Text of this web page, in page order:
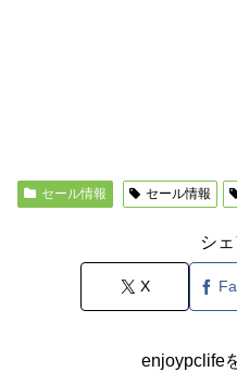
セール情報 セール情報
シ
X
enjoypclife